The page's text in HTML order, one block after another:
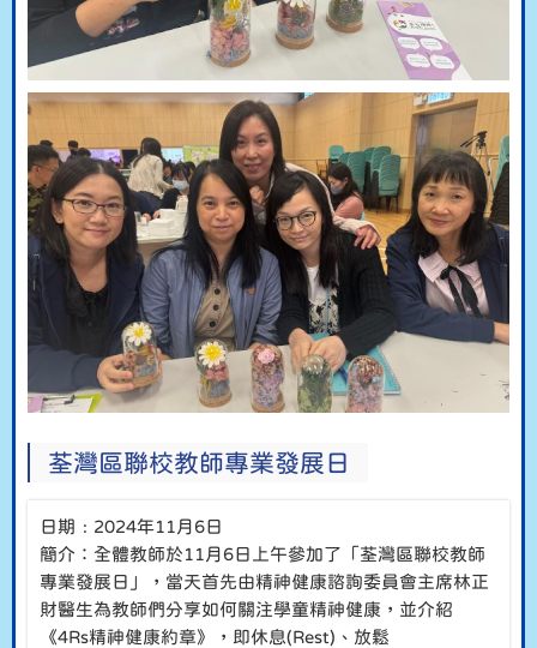
荃灣區聯校教師專業發展日
日期﹕2024年11月6日
簡介：全體教師於11月6日上午參加了「荃灣區聯校教師
專業發展日」，當天首先由精神健康諮詢委員會主席林正
財醫生為教師們分享如何關注學童精神健康，並介紹
《4Rs精神健康約章》，即休息(Rest)、放鬆